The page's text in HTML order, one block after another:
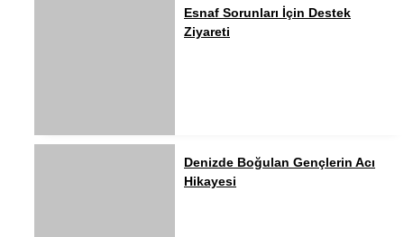
Esnaf Sorunları İçin Destek
Ziyareti
Denizde Boğulan Gençlerin Acı
Hikayesi